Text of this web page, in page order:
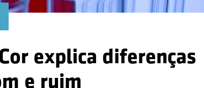
explica diferenças
e ruim